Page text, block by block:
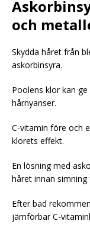
och
Skydda håret från
askorbinsyra.
Poolens klor kan
hårnyanser.
C-vitamin före och
klorets effekt.
En lösning med
håret innan
Efter bad
jämförbar C-